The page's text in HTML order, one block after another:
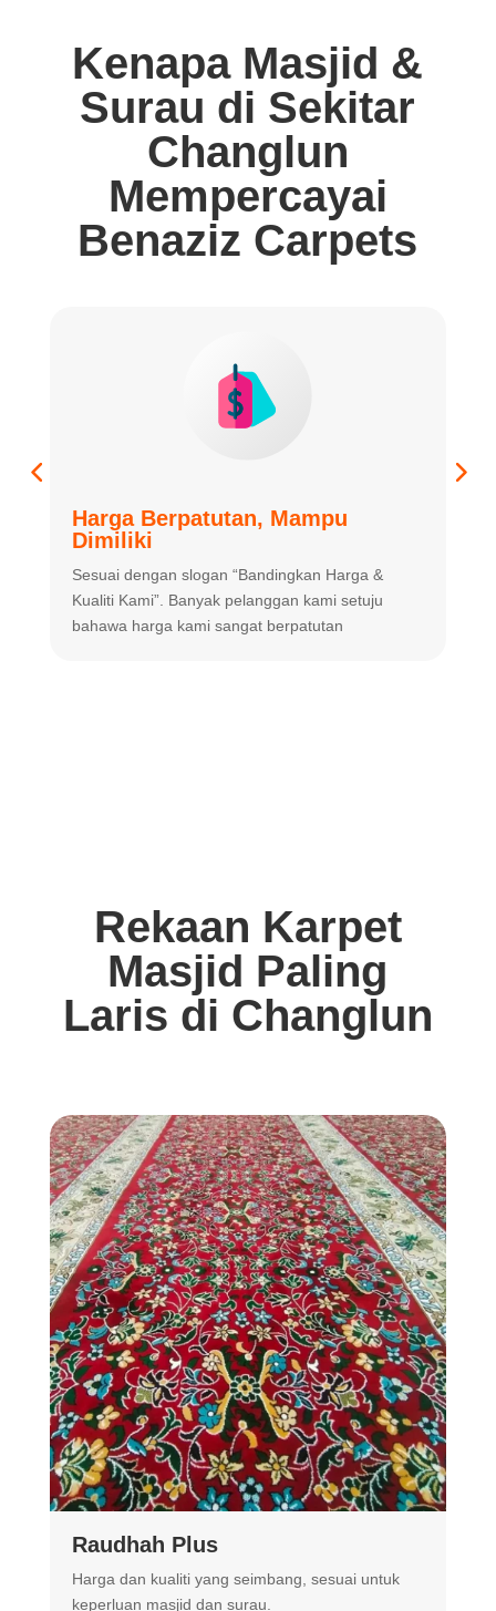
Kenapa Masjid &
Surau di Sekitar
Changlun
Mempercayai
Benaziz Carpets
Harga Berpatutan, Mampu
Dimiliki
Sesuai dengan slogan “Bandingkan Harga &
Kualiti Kami”. Banyak pelanggan kami setuju
bahawa harga kami sangat berpatutan
Rekaan Karpet
Masjid Paling
Laris di Changlun
Raudhah Plus
Harga dan kualiti yang seimbang, sesuai untuk
keperluan masjid dan surau.